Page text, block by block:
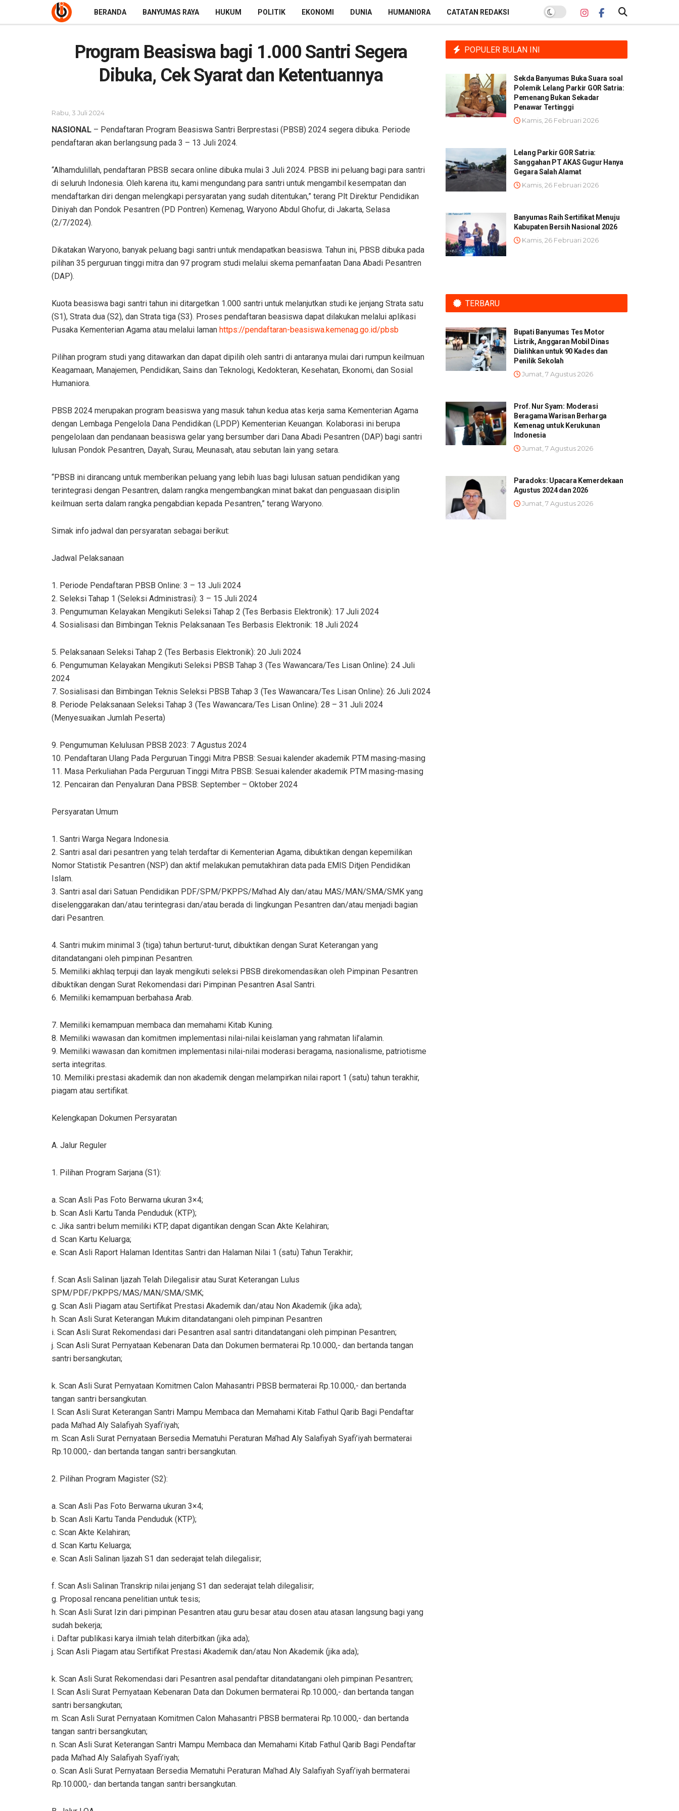
BERANDA BANYUMAS RAYA HUKUM POLITIK EKONOMI DUNIA HUMANIORA CATATAN REDAKSI
Program Beasiswa bagi 1.000 Santri Segera
Dibuka, Cek Syarat dan Ketentuannya
Rabu, 3 Juli 2024
NASIONAL – Pendaftaran Program Beasiswa Santri Berprestasi (PBSB) 2024 segera dibuka. Periode
pendaftaran akan berlangsung pada 3 – 13 Juli 2024.
“Alhamdulillah, pendaftaran PBSB secara online dibuka mulai 3 Juli 2024. PBSB ini peluang bagi para santri
di seluruh Indonesia. Oleh karena itu, kami mengundang para santri untuk mengambil kesempatan dan
mendaftarkan diri dengan melengkapi persyaratan yang sudah ditentukan,” terang Plt Direktur Pendidikan
Diniyah dan Pondok Pesantren (PD Pontren) Kemenag, Waryono Abdul Ghofur, di Jakarta, Selasa
(2/7/2024).
Dikatakan Waryono, banyak peluang bagi santri untuk mendapatkan beasiswa. Tahun ini, PBSB dibuka pada
pilihan 35 perguruan tinggi mitra dan 97 program studi melalui skema pemanfaatan Dana Abadi Pesantren
(DAP).
Kuota beasiswa bagi santri tahun ini ditargetkan 1.000 santri untuk melanjutkan studi ke jenjang Strata satu
(S1), Strata dua (S2), dan Strata tiga (S3). Proses pendaftaran beasiswa dapat dilakukan melalui aplikasi
Pusaka Kementerian Agama atau melalui laman https://pendaftaran-beasiswa.kemenag.go.id/pbsb
Pilihan program studi yang ditawarkan dan dapat dipilih oleh santri di antaranya mulai dari rumpun keilmuan
Keagamaan, Manajemen, Pendidikan, Sains dan Teknologi, Kedokteran, Kesehatan, Ekonomi, dan Sosial
Humaniora.
PBSB 2024 merupakan program beasiswa yang masuk tahun kedua atas kerja sama Kementerian Agama
dengan Lembaga Pengelola Dana Pendidikan (LPDP) Kementerian Keuangan. Kolaborasi ini berupa
pengelolaan dan pendanaan beasiswa gelar yang bersumber dari Dana Abadi Pesantren (DAP) bagi santri
lulusan Pondok Pesantren, Dayah, Surau, Meunasah, atau sebutan lain yang setara.
“PBSB ini dirancang untuk memberikan peluang yang lebih luas bagi lulusan satuan pendidikan yang
terintegrasi dengan Pesantren, dalam rangka mengembangkan minat bakat dan penguasaan disiplin
keilmuan serta dalam rangka pengabdian kepada Pesantren,” terang Waryono.
Simak info jadwal dan persyaratan sebagai berikut:
Jadwal Pelaksanaan
1. Periode Pendaftaran PBSB Online: 3 – 13 Juli 2024
2. Seleksi Tahap 1 (Seleksi Administrasi): 3 – 15 Juli 2024
3. Pengumuman Kelayakan Mengikuti Seleksi Tahap 2 (Tes Berbasis Elektronik): 17 Juli 2024
4. Sosialisasi dan Bimbingan Teknis Pelaksanaan Tes Berbasis Elektronik: 18 Juli 2024
5. Pelaksanaan Seleksi Tahap 2 (Tes Berbasis Elektronik): 20 Juli 2024
6. Pengumuman Kelayakan Mengikuti Seleksi PBSB Tahap 3 (Tes Wawancara/Tes Lisan Online): 24 Juli
2024
7. Sosialisasi dan Bimbingan Teknis Seleksi PBSB Tahap 3 (Tes Wawancara/Tes Lisan Online): 26 Juli 2024
8. Periode Pelaksanaan Seleksi Tahap 3 (Tes Wawancara/Tes Lisan Online): 28 – 31 Juli 2024
(Menyesuaikan Jumlah Peserta)
9. Pengumuman Kelulusan PBSB 2023: 7 Agustus 2024
10. Pendaftaran Ulang Pada Perguruan Tinggi Mitra PBSB: Sesuai kalender akademik PTM masing-masing
11. Masa Perkuliahan Pada Perguruan Tinggi Mitra PBSB: Sesuai kalender akademik PTM masing-masing
12. Pencairan dan Penyaluran Dana PBSB: September – Oktober 2024
Persyaratan Umum
1. Santri Warga Negara Indonesia.
2. Santri asal dari pesantren yang telah terdaftar di Kementerian Agama, dibuktikan dengan kepemilikan
Nomor Statistik Pesantren (NSP) dan aktif melakukan pemutakhiran data pada EMIS Ditjen Pendidikan
Islam.
3. Santri asal dari Satuan Pendidikan PDF/SPM/PKPPS/Ma’had Aly dan/atau MAS/MAN/SMA/SMK yang
diselenggarakan dan/atau terintegrasi dan/atau berada di lingkungan Pesantren dan/atau menjadi bagian
dari Pesantren.
4. Santri mukim minimal 3 (tiga) tahun berturut-turut, dibuktikan dengan Surat Keterangan yang
ditandatangani oleh pimpinan Pesantren.
5. Memiliki akhlaq terpuji dan layak mengikuti seleksi PBSB direkomendasikan oleh Pimpinan Pesantren
dibuktikan dengan Surat Rekomendasi dari Pimpinan Pesantren Asal Santri.
6. Memiliki kemampuan berbahasa Arab.
7. Memiliki kemampuan membaca dan memahami Kitab Kuning.
8. Memiliki wawasan dan komitmen implementasi nilai-nilai keislaman yang rahmatan lil’alamin.
9. Memiliki wawasan dan komitmen implementasi nilai-nilai moderasi beragama, nasionalisme, patriotisme
serta integritas.
10. Memiliki prestasi akademik dan non akademik dengan melampirkan nilai raport 1 (satu) tahun terakhir,
piagam atau sertifikat.
Kelengkapan Dokumen Persyaratan
A. Jalur Reguler
1. Pilihan Program Sarjana (S1):
a. Scan Asli Pas Foto Berwarna ukuran 3×4;
b. Scan Asli Kartu Tanda Penduduk (KTP);
c. Jika santri belum memiliki KTP, dapat digantikan dengan Scan Akte Kelahiran;
d. Scan Kartu Keluarga;
e. Scan Asli Raport Halaman Identitas Santri dan Halaman Nilai 1 (satu) Tahun Terakhir;
f. Scan Asli Salinan Ijazah Telah Dilegalisir atau Surat Keterangan Lulus
SPM/PDF/PKPPS/MAS/MAN/SMA/SMK;
g. Scan Asli Piagam atau Sertifikat Prestasi Akademik dan/atau Non Akademik (jika ada);
h. Scan Asli Surat Keterangan Mukim ditandatangani oleh pimpinan Pesantren
i. Scan Asli Surat Rekomendasi dari Pesantren asal santri ditandatangani oleh pimpinan Pesantren;
j. Scan Asli Surat Pernyataan Kebenaran Data dan Dokumen bermaterai Rp.10.000,- dan bertanda tangan
santri bersangkutan;
k. Scan Asli Surat Pernyataan Komitmen Calon Mahasantri PBSB bermaterai Rp.10.000,- dan bertanda
tangan santri bersangkutan.
l. Scan Asli Surat Keterangan Santri Mampu Membaca dan Memahami Kitab Fathul Qarib Bagi Pendaftar
pada Ma’had Aly Salafiyah Syafi’iyah;
m. Scan Asli Surat Pernyataan Bersedia Mematuhi Peraturan Ma’had Aly Salafiyah Syafi’iyah bermaterai
Rp.10.000,- dan bertanda tangan santri bersangkutan.
2. Pilihan Program Magister (S2):
a. Scan Asli Pas Foto Berwarna ukuran 3×4;
b. Scan Asli Kartu Tanda Penduduk (KTP);
c. Scan Akte Kelahiran;
d. Scan Kartu Keluarga;
e. Scan Asli Salinan Ijazah S1 dan sederajat telah dilegalisir;
f. Scan Asli Salinan Transkrip nilai jenjang S1 dan sederajat telah dilegalisir;
g. Proposal rencana penelitian untuk tesis;
h. Scan Asli Surat Izin dari pimpinan Pesantren atau guru besar atau dosen atau atasan langsung bagi yang
sudah bekerja;
i. Daftar publikasi karya ilmiah telah diterbitkan (jika ada);
j. Scan Asli Piagam atau Sertifikat Prestasi Akademik dan/atau Non Akademik (jika ada);
k. Scan Asli Surat Rekomendasi dari Pesantren asal pendaftar ditandatangani oleh pimpinan Pesantren;
l. Scan Asli Surat Pernyataan Kebenaran Data dan Dokumen bermaterai Rp.10.000,- dan bertanda tangan
santri bersangkutan;
m. Scan Asli Surat Pernyataan Komitmen Calon Mahasantri PBSB bermaterai Rp.10.000,- dan bertanda
tangan santri bersangkutan;
n. Scan Asli Surat Keterangan Santri Mampu Membaca dan Memahami Kitab Fathul Qarib Bagi Pendaftar
pada Ma’had Aly Salafiyah Syafi’iyah;
o. Scan Asli Surat Pernyataan Bersedia Mematuhi Peraturan Ma’had Aly Salafiyah Syafi’iyah bermaterai
Rp.10.000,- dan bertanda tangan santri bersangkutan.
POPULER BULAN INI
Sekda Banyumas Buka Suara soal
Polemik Lelang Parkir GOR Satria:
Pemenang Bukan Sekadar
Penawar Tertinggi
Kamis, 26 Februari 2026
Lelang Parkir GOR Satria:
Sanggahan PT AKAS Gugur Hanya
Gegara Salah Alamat
Kamis, 26 Februari 2026
Banyumas Raih Sertifikat Menuju
Kabupaten Bersih Nasional 2026
Kamis, 26 Februari 2026
TERBARU
Bupati Banyumas Tes Motor
Listrik, Anggaran Mobil Dinas
Dialihkan untuk 90 Kades dan
Penilik Sekolah
Jumat, 7 Agustus 2026
Prof. Nur Syam: Moderasi
Beragama Warisan Berharga
Kemenag untuk Kerukunan
Indonesia
Jumat, 7 Agustus 2026
Paradoks: Upacara Kemerdekaan
Agustus 2024 dan 2026
Jumat, 7 Agustus 2026